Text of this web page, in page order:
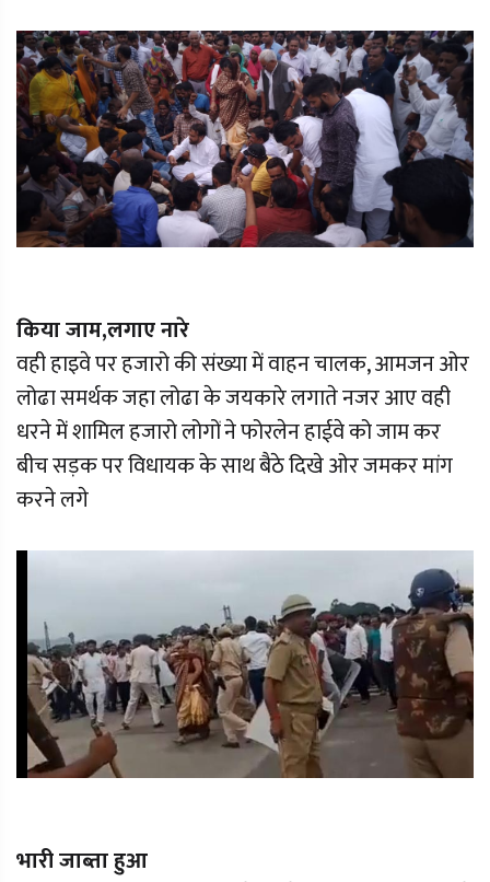
किया जाम,लगाए नारे
वही हाइवे पर हजारो की संख्या में वाहन चालक, आमजन ओर
लोढा समर्थक जहा लोढा के जयकारे लगाते नजर आए वही
धरने में शामिल हजारो लोगों ने फोरलेन हाईवे को जाम कर
बीच सड़क पर विधायक के साथ बैठे दिखे ओर जमकर मांग
करने लगे
भारी जाब्ता हुआ